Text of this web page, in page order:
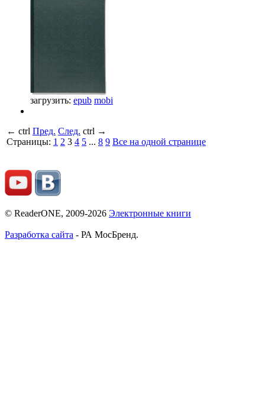
загрузить: epub mobi
← ctrl Пред. След. ctrl →
Страницы: 1 2 3 4 5 ... 8 9 Все на одной странице
© ReaderONE, 2009-2026 Электронные книги
Разработка сайта - РА МосБренд.